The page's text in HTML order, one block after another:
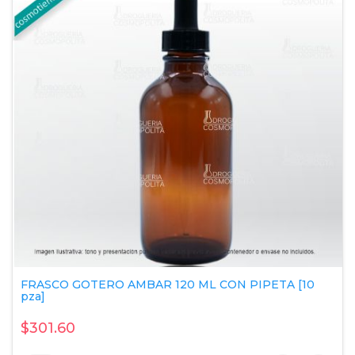
FRASCO GOTERO AMBAR 120 ML CON PIPETA [10
pza]
$301.60